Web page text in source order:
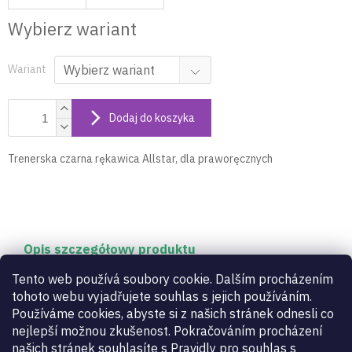
Tento web používá soubory cookie. Dalším procházením
tohoto webu vyjadřujete souhlas s jejich používáním.
Používáme cookies, abyste si z našich stránek odnesli co
nejlepší možnou zkušenost. Pokračováním procházení
našich stránek souhlasíte s Pravidly pro souhlas s
Wybierz wariant
Wariant
Dodaj do koszyka
Trenerska czarna rękawica Allstar, dla praworęcznych
Opis szczegółowy produktu
Trenerska czarna rękawica Allstar, dla
praworęcznych